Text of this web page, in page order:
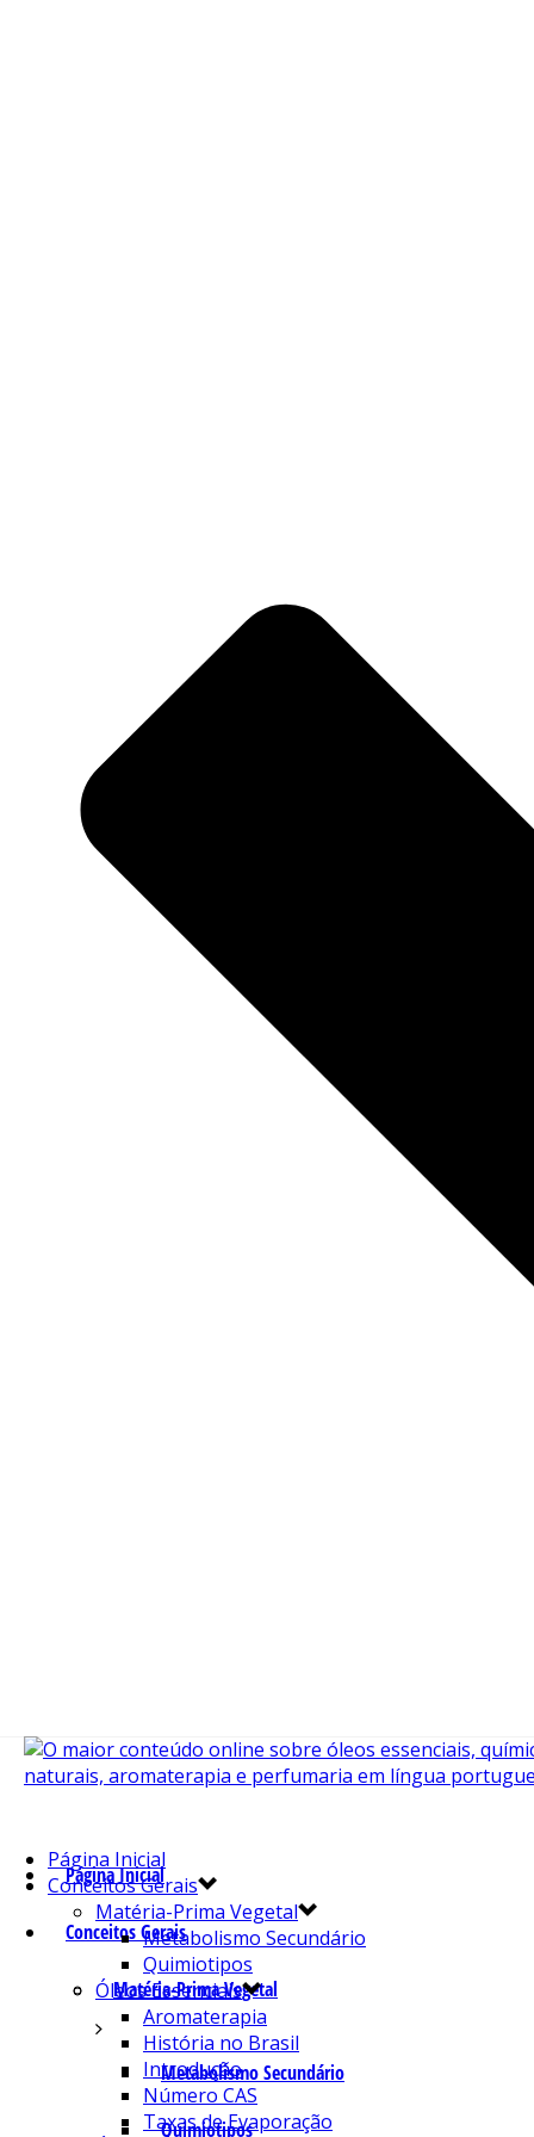
Página Inicial
Conceitos Gerais
Matéria-Prima Vegetal
Metabolismo Secundário
Quimiotipos
Página Inicial
Conceitos Gerais
Matéria-Prima Vegetal
Metabolismo Secundário
Quimiotipos
Óleos Essenciais
Aromaterapia
História no Brasil
Introdução
Número CAS
Taxas de Evaporação